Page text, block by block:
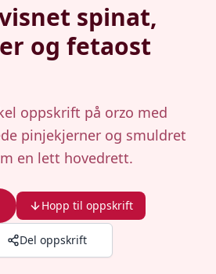
spinat,
og fetaost
oppskrift på orzo med
pinjekjerner og smuldret
en lett hovedrett.
Hopp til oppskrift
Del oppskrift